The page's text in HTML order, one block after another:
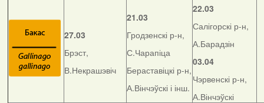
27.03
Брэст,
В.Некрашэвіч
21.03
Гродзенскі р-н,
С.Чарапіца
Бераставіцкі р-н,
А.Вінчэўскі і інш.
22.03
Салігорскі р-н,
А.Барадзін
03.04
Чэрвенскі р-н,
А.Вінчэўскі